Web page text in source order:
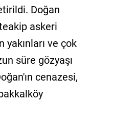
Doğan
askeri
ve çok
süre gözyaşı
cenazesi,